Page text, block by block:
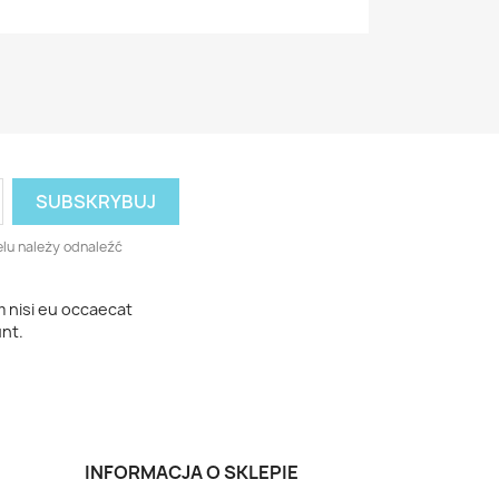
należy odnaleźć
nisi eu occaecat
INFORMACJA O SKLEPIE